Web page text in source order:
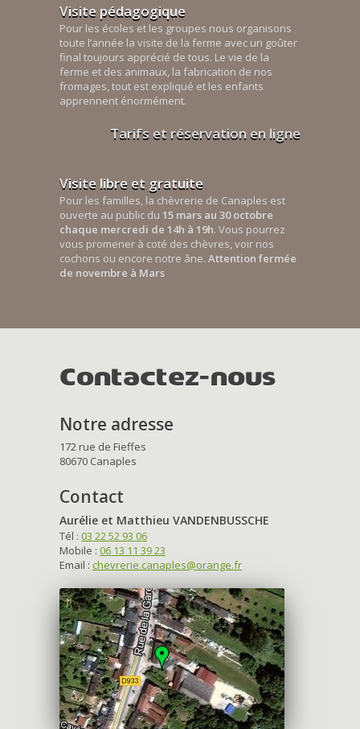
Visite pédagogique
Pour les écoles et les groupes nous organisons
toute l’année la visite de la ferme avec un goûter
final toujours apprécié de tous. Le vie de la
ferme et des animaux, la fabrication de nos
fromages, tout est expliqué et les enfants
apprennent énormément.
Tarifs et réservation en ligne
Visite libre et gratuite
Pour les familles, la chèvrerie de Canaples est
ouverte au public du 15 mars au 30 octobre
chaque mercredi de 14h à 19h. Vous pourrez
vous promener à coté des chèvres, voir nos
cochons ou encore notre âne. Attention fermée
de novembre à Mars
Contactez-nous
Notre adresse
172 rue de Fieffes
80670 Canaples
Contact
Aurélie et Matthieu VANDENBUSSCHE
Tél : 03 22 52 93 06
Mobile : 06 13 11 39 23
Email : chevrerie.canaples@orange.fr